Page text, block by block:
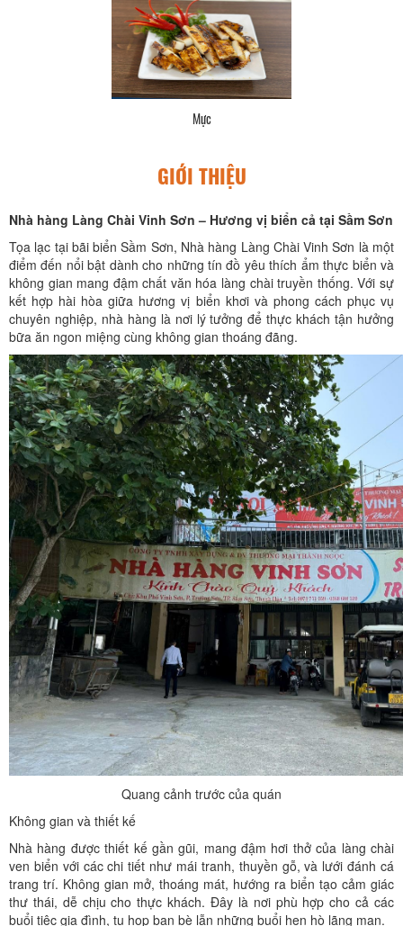
Mực
GIỚI THIỆU
Nhà hàng Làng Chài Vinh Sơn – Hương vị biển cả tại Sầm Sơn
Tọa lạc tại bãi biển Sầm Sơn, Nhà hàng Làng Chài Vinh Sơn là một
điểm đến nổi bật dành cho những tín đồ yêu thích ẩm thực biển và
không gian mang đậm chất văn hóa làng chài truyền thống. Với sự
kết hợp hài hòa giữa hương vị biển khơi và phong cách phục vụ
chuyên nghiệp, nhà hàng là nơi lý tưởng để thực khách tận hưởng
bữa ăn ngon miệng cùng không gian thoáng đãng.
Quang cảnh trước của quán
Không gian và thiết kế
Nhà hàng được thiết kế gần gũi, mang đậm hơi thở của làng chài
ven biển với các chi tiết như mái tranh, thuyền gỗ, và lưới đánh cá
trang trí. Không gian mở, thoáng mát, hướng ra biển tạo cảm giác
thư thái, dễ chịu cho thực khách. Đây là nơi phù hợp cho cả các
buổi tiệc gia đình, tụ họp bạn bè lẫn những buổi hẹn hò lãng mạn.